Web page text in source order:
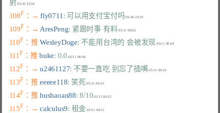
射
05/10 23:56
108F ：→ fly0711 : 可以用支付宝付吗 05/10 23:59
109F ：→ AresPeng: 紧跟时事 有料
110F ：推 WesleyDoge: 不能用台湾的 会被发现 05/11 00:04
111 F ：推 buke: 0.0 05/11 00:06
112F ：→ u2461127: 不要一直吃 别忘了插嘴 05/11 00:10
113F ：推 eeeee118: 笑死 05/11 00:23
114F ：推 hushaoan88: 8/10
115F ：→ calculus9: 租金